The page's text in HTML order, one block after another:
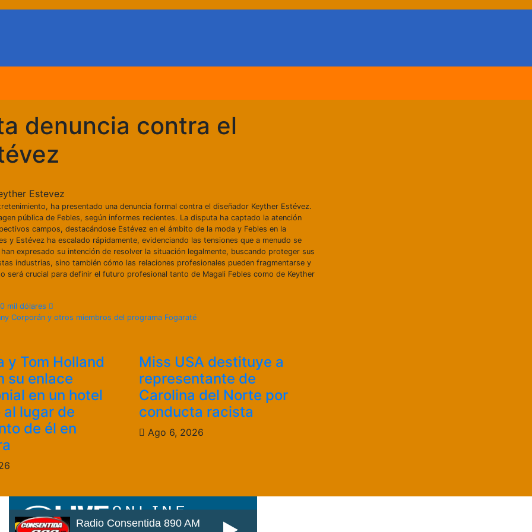
denuncia contra el
ha presentado una denuncia formal contra el diseñador Keyther Estévez.
pública de Febles, según informes recientes. La disputa ha captado la atención
campos, destacándose Estévez en el ámbito de la moda y Febles en la
Estévez ha escalado rápidamente, evidenciando las tensiones que a menudo se
expresado su intención de resolver la situación legalmente, buscando proteger sus
industrias, sino también cómo las relaciones profesionales pueden fragmentarse y
crucial para definir el futuro profesional tanto de Magali Febles como de Keyther
mil dólares
Corporán y otros miembros del programa Fogaraté
y Tom Holland
su enlace
en un hotel
lugar de
de él en
Miss USA destituye a
representante de
Carolina del Norte por
conducta racista
Ago 6, 2026